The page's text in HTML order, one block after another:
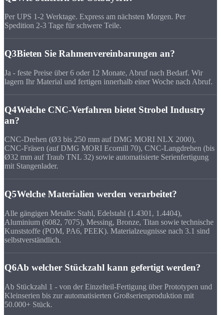
Per UPS 1-2 Werktage. Express am nächsten Morgen. Per
Spedition 2-3 Tage für schwere Teile.
Q3Bieten Sie Rahmenvereinbarungen an?
Ja - feste Preise über 6 oder 12 Monate, Abruf nach Bedarf. Wir
lagern Ihr Material und fertigen innerhalb einer Woche nach Abruf.
Q4Welche CNC-Verfahren bietet Strobel Industry
an?
CNC-Drehen (Ø3 bis 250 mm auf DMG MORI NLX 2000),
CNC-Fräsen (auf DMG MORI Ecomill 70), CNC-Langdrehen (bis
Ø32 mm auf Traub TNL 32) sowie automatisierte Serienfertigung
mit Stangenlader.
Q5Welche Materialien werden verarbeitet?
Alle gängigen Metalle: Stahl, Edelstahl (1.4301, 1.4404),
Aluminium (6082, 7075), Messing, Bronze, Titan sowie technische
Kunststoffe (POM, PA6, PEEK). Materialzeugnisse nach 3.1 sind
selbstverständlich.
Q6Ab welcher Stückzahl kann gefertigt werden?
Ab Stückzahl 1 - von der Einzelteil-Fertigung über Prototypen und
Kleinserien bis zur automatisierten Großserienproduktion mit
50.000+ Stück.